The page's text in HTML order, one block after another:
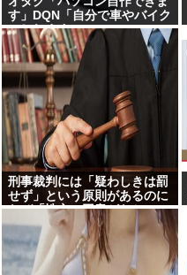
す」DQN「自分で車やバイク
いじれます」
刑事裁判には「疑わしきは罰
せず」という原則があるのに
なぜ「性交の同意がなかっ
た」という確かめようが無い
もので有罪になるの？